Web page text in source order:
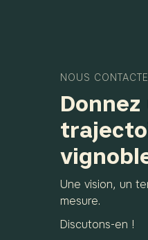
NOUS
Une vision, un
mesure.
Discutons-en !